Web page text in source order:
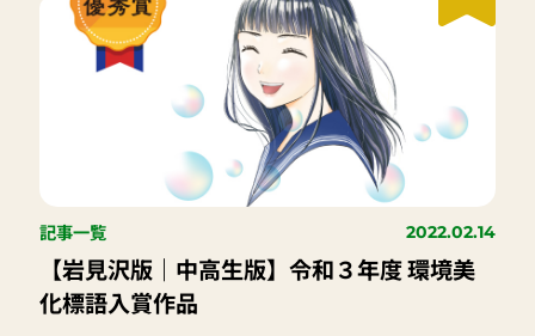
記事一覧 2022.02.14
【岩見沢版｜中高生版】令和３年度 環境美
化標語入賞作品